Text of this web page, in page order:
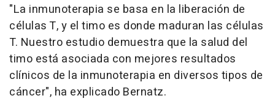
"La inmunoterapia se basa en la liberación de
células T, y el timo es donde maduran las células
T. Nuestro estudio demuestra que la salud del
timo está asociada con mejores resultados
clínicos de la inmunoterapia en diversos tipos de
cáncer", ha explicado Bernatz.